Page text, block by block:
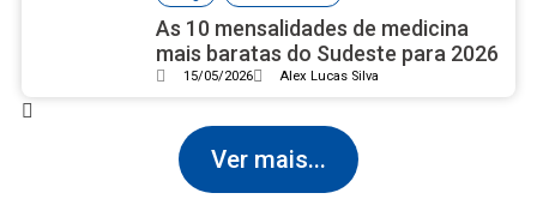
As 10 mensalidades de medicina
mais baratas do Sudeste para 2026
15/05/2026 Alex Lucas Silva
Ver mais...